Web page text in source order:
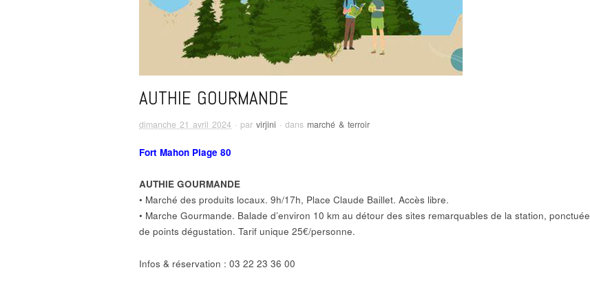
AUTHIE GOURMANDE
dimanche 21 avril 2024 · par virjini · dans marché & terroir
Fort Mahon Plage 80
AUTHIE GOURMANDE
• Marché des produits locaux. 9h/17h, Place Claude Baillet. Accès libre.
• Marche Gourmande. Balade d’environ 10 km au détour des sites remarquables de la station, ponctuée
de points dégustation. Tarif unique 25€/personne.
Infos & réservation : 03 22 23 36 00